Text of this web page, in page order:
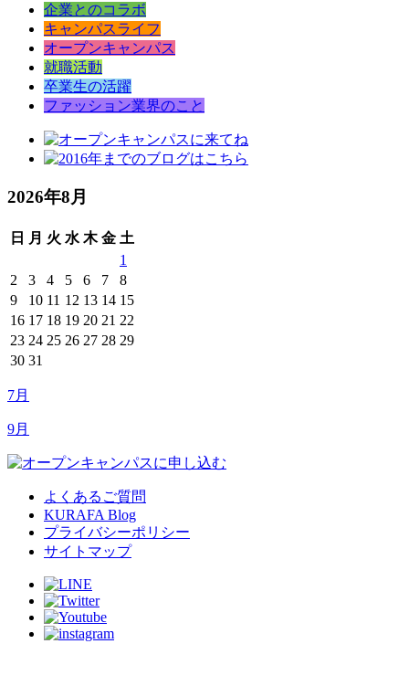
企業とのコラボ
キャンパスライフ
オープンキャンパス
就職活動
卒業生の活躍
ファッション業界のこと
2026年8月
日 月 火 水 木 金 土
1
2
3 4 5 6 7
8
9
10 11 12 13 14 15
16 17 18 19 20 21 22
23 24 25 26 27 28 29
30 31
7月
9月
よくあるご質問
KURAFA Blog
プライバシーポリシー
サイトマップ